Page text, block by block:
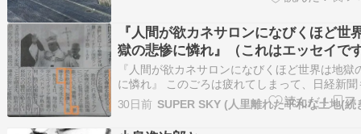
るから仕方ない。長年…
『人間が欲カネサロンになびくほど世
獄の悲惨に憐れ』（これはエッセイで
260706）
『人間が欲カネサロンになびくほど世界は地獄
に憐れ』 このごろは疲れてしまって、日経新聞
「食あれば楽あり」（小泉武夫）食魔亭が楽し
った。 よくないことである。 毒ガスがすごい
7月6日の夕刊にあった食魔亭は、カンパチであ
30日前 SUPER SKY (人里離れた平和な土地(続